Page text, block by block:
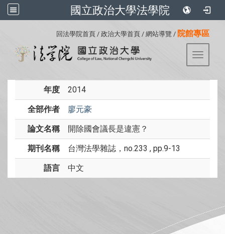
國立政治大學法學院
回法學院首頁 / 政治大學首頁 / 網站導覽 / 院館專區
Toggle
年度 2014
全部作者 廖元豪
論文名稱 開除國會議長是違憲？
期刊名稱 台灣法學雜誌，no.233 , pp.9-13
語言 中文